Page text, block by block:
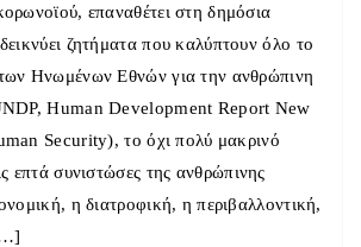
επαναθέτει στη δημόσια
ζητήματα που καλύπτουν όλο το
Ηνωμένων Εθνών για την ανθρώπινη
Human Development Report New
Security), το όχι πολύ μακρινό
επτά συνιστώσες της ανθρώπινης
η διατροφική, η περιβαλλοντική,